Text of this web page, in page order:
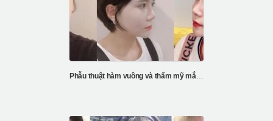
Phẫu thuật hàm vuông và thẩm mỹ mắt tại ID